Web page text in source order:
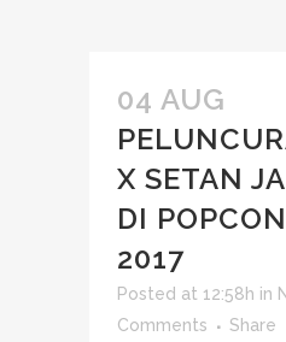
04 AUG
X SETAN
DI
2017
Posted at 12:58h in
Comments
Share